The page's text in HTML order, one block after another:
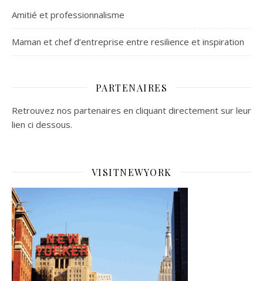
Amitié et professionnalisme
Maman et chef d’entreprise entre resilience et inspiration
PARTENAIRES
Retrouvez nos partenaires en cliquant directement sur leur
lien ci dessous.
VISITNEWYORK